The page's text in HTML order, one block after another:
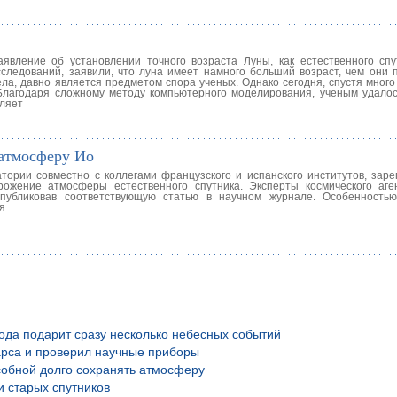
об установлении точного возраста Луны, как естественного
заявили, что луна имеет намного больший возраст, чем они
давно является предметом спора ученых. Однако сегодня, спустя
сложному методу компьютерного моделирования, ученым
Ио
совместно с коллегами французского и испанского институтов,
атмосферы естественного спутника. Эксперты космического
соответствующую статью в научном журнале.
подарит сразу несколько небесных событий
и проверил научные приборы
долго сохранять атмосферу
старых спутников